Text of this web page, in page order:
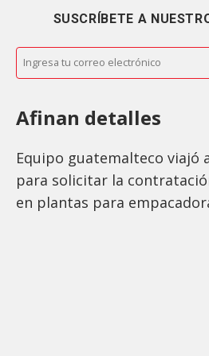
SUSCRÍBETE A
Afinan detalles
Equipo guatemalteco viajó
para solicitar la
en plantas para